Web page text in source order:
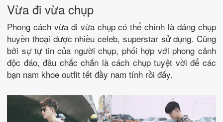
Vừa đi vừa chụp
Phong cách vừa đi vừa chụp có thể chính là dáng chụp
huyền thoại được nhiều celeb, superstar sử dụng. Cũng
bởi sự tự tin của người chụp, phối hợp với phong cảnh
độc đáo, đâu chắc chắn là cách chụp tuyệt vời để các
bạn nam khoe outfit tết đầy nam tính rồi đấy.